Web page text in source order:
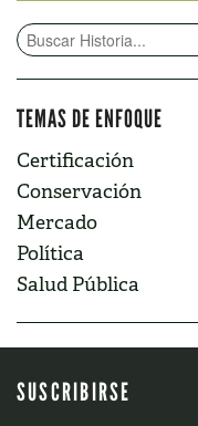
TEMAS DE ENFOQUE
Certificación
Conservación
Mercado
Política
Salud Pública
SUSCRIBIRSE